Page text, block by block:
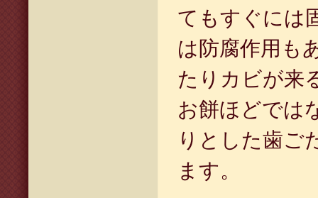
てもすぐには
は防腐作用も
たりカビが来
お餅ほどでは
りとした歯ご
ます。